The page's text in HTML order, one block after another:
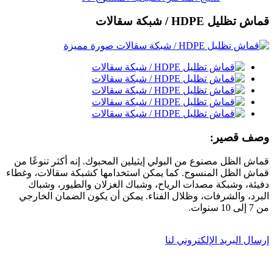
قماش تظليل HDPE / شبكة سقالات
وصف قصير:
قماش الظل مصنوع من البولي إيثيلين المحبوك. إنه أكثر تنوعًا من
قماش الظل المنسوج. كما يمكن استخدامها كشبكة سقالات، وغطاء
دفيئة، وشبكة مصدات الرياح، وشباك الغزلان والطيور، وشباك
البرد، والشرفات، وظلال الفناء. يمكن أن يكون الضمان الخارجي
من 7 إلى 10 سنوات.
إرسال البريد الإلكتروني لنا